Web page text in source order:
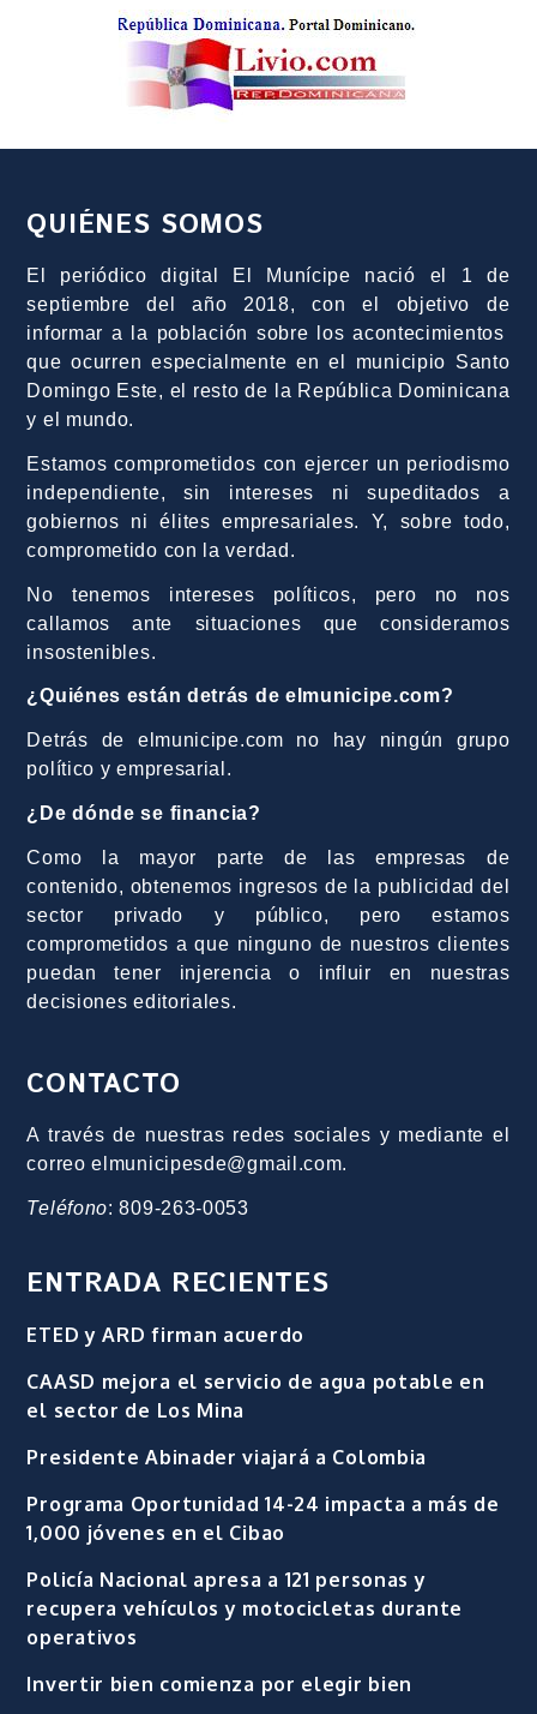
QUIÉNES SOMOS
El periódico digital El Munícipe nació el 1 de
septiembre del año 2018, con el objetivo de
informar a la población sobre los acontecimientos
que ocurren especialmente en el municipio Santo
Domingo Este, el resto de la República Dominicana
y el mundo.
Estamos comprometidos con ejercer un periodismo
independiente, sin intereses ni supeditados a
gobiernos ni élites empresariales. Y, sobre todo,
comprometido con la verdad.
No tenemos intereses políticos, pero no nos
callamos ante situaciones que consideramos
insostenibles.
¿Quiénes están detrás de elmunicipe.com?
Detrás de elmunicipe.com no hay ningún grupo
político y empresarial.
¿De dónde se financia?
Como la mayor parte de las empresas de
contenido, obtenemos ingresos de la publicidad del
sector privado y público, pero estamos
comprometidos a que ninguno de nuestros clientes
puedan tener injerencia o influir en nuestras
decisiones editoriales.
CONTACTO
A través de nuestras redes sociales y mediante el
correo elmunicipesde@gmail.com.
Teléfono: 809-263-0053
ENTRADA RECIENTES
ETED y ARD firman acuerdo
CAASD mejora el servicio de agua potable en
el sector de Los Mina
Presidente Abinader viajará a Colombia
Programa Oportunidad 14-24 impacta a más de
1,000 jóvenes en el Cibao
Policía Nacional apresa a 121 personas y
recupera vehículos y motocicletas durante
operativos
Invertir bien comienza por elegir bien